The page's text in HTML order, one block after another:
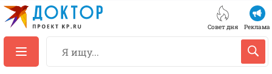
Совет дня Реклама